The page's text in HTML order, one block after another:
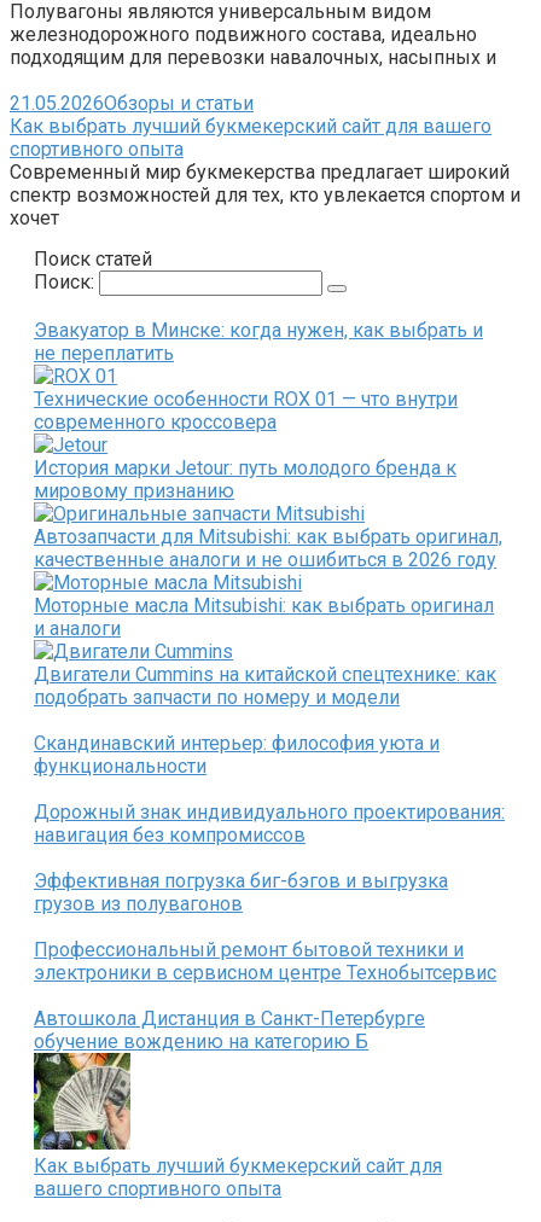
Полувагоны являются универсальным видом
железнодорожного подвижного состава, идеально
подходящим для перевозки навалочных, насыпных и
21.05.2026Обзоры и статьи
Как выбрать лучший букмекерский сайт для вашего
спортивного опыта
Современный мир букмекерства предлагает широкий
спектр возможностей для тех, кто увлекается спортом и
хочет
Поиск статей
Поиск:
Эвакуатор в Минске: когда нужен, как выбрать и
не переплатить
Технические особенности ROX 01 — что внутри
современного кроссовера
История марки Jetour: путь молодого бренда к
мировому признанию
Автозапчасти для Mitsubishi: как выбрать оригинал,
качественные аналоги и не ошибиться в 2026 году
Моторные масла Mitsubishi: как выбрать оригинал
и аналоги
Двигатели Cummins на китайской спецтехнике: как
подобрать запчасти по номеру и модели
Скандинавский интерьер: философия уюта и
функциональности
Дорожный знак индивидуального проектирования:
навигация без компромиссов
Эффективная погрузка биг-бэгов и выгрузка
грузов из полувагонов
Профессиональный ремонт бытовой техники и
электроники в сервисном центре Технобытсервис
Автошкола Дистанция в Санкт-Петербурге
обучение вождению на категорию Б
Как выбрать лучший букмекерский сайт для
вашего спортивного опыта